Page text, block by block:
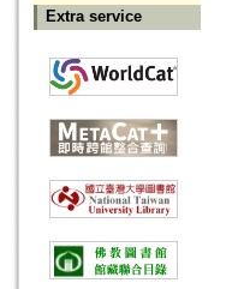
Extra service